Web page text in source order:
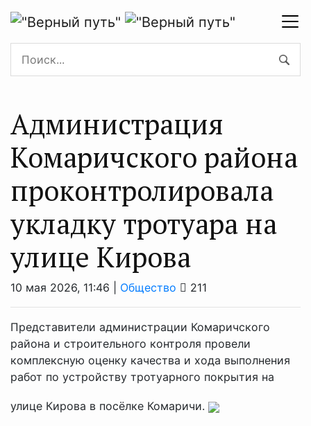
Администрация
Комаричского района
проконтролировала
укладку тротуара на
улице Кирова
10 мая 2026, 11:46 | Общество 211
Представители администрации Комаричского
района и строительного контроля провели
комплексную оценку качества и хода выполнения
работ по устройству тротуарного покрытия на
улице Кирова в посёлке Комаричи.